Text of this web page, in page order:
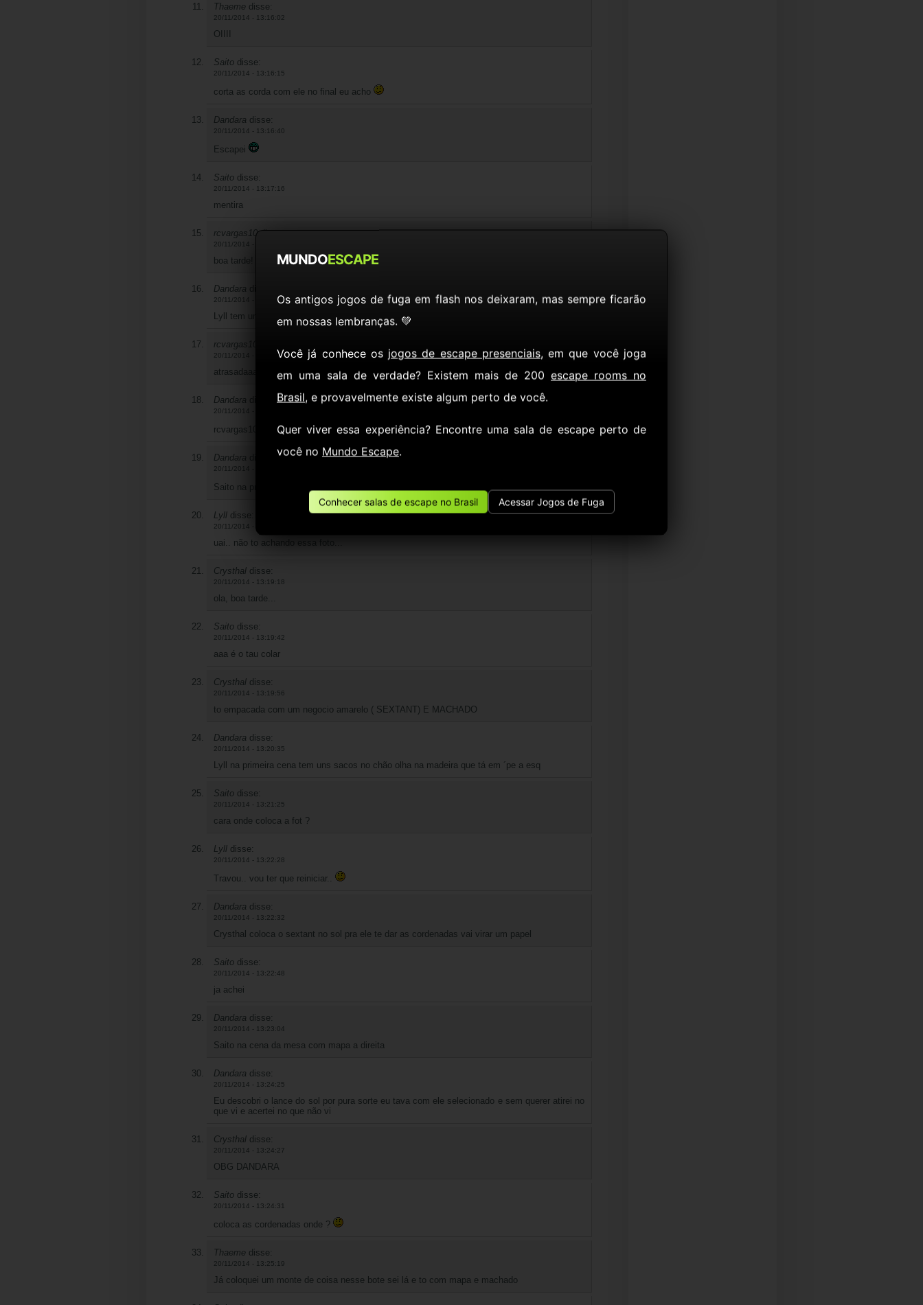
MUNDOESCAPE
Os antigos jogos de fuga em flash nos deixaram, mas sempre ficarão
em nossas lembranças. 💚
Você já conhece os jogos de escape presenciais, em que você joga
em uma sala de verdade? Existem mais de 200 escape rooms no
Brasil, e provavelmente existe algum perto de você.
Quer viver essa experiência? Encontre uma sala de escape perto de
você no Mundo Escape.
Conhecer salas de escape no Brasil Acessar Jogos de Fuga
Thaeme disse:
20/11/2014 - 13:16:02
OIIII
Saito disse:
20/11/2014 - 13:16:15
corta as corda com ele no final eu acho
Dandara disse:
20/11/2014 - 13:16:40
Escapei
Saito disse:
20/11/2014 - 13:17:16
mentira
rcvargas10 disse:
20/11/2014 - 13:17:32
boa tarde!
Dandara
20/11/2014 - 13:17:40
Lyll tem uma foto na primeira cena em uma madeira em pé
rcvargas10
20/11/2014 - 13:17:45
atrasadaaaço hj
Dandara
20/11/2014 - 13:18:20
rcvargas10
Dandara
20/11/2014 - 13:19:04
Saito na primeira cena é o cordão com uma foto
Lyll disse:
20/11/2014 - 13:19:15
uai.. não to achando essa foto...
Crysthal disse:
20/11/2014 - 13:19:18
ola, boa tarde...
Saito disse:
20/11/2014 - 13:19:42
aaa é o tau colar
Crysthal disse:
20/11/2014 - 13:19:56
to empacada com um negocio amarelo ( SEXTANT) E MACHADO
Dandara disse:
20/11/2014 - 13:20:35
Lyll na primeira cena tem uns sacos no chão olha na madeira que tá em ´pe a esq
Saito disse:
20/11/2014 - 13:21:25
cara onde coloca a fot ?
Lyll disse:
20/11/2014 - 13:22:28
Travou.. vou ter que reiniciar..
Dandara disse:
20/11/2014 - 13:22:32
Crysthal coloca o sextant no sol pra ele te dar as cordenadas vai virar um papel
Saito disse:
20/11/2014 - 13:22:48
ja achei
Dandara disse:
20/11/2014 - 13:23:04
Saito na cena da mesa com mapa a direita
Dandara disse:
20/11/2014 - 13:24:25
Eu descobri o lance do sol por pura sorte eu tava com ele selecionado e sem querer atirei no
que vi e acertei no que não vi
Crysthal disse:
20/11/2014 - 13:24:27
OBG DANDARA
Saito disse:
20/11/2014 - 13:24:31
coloca as cordenadas onde ?
Thaeme disse:
20/11/2014 - 13:25:19
Já coloquei um monte de coisa nesse bote sei lá e to com mapa e machado